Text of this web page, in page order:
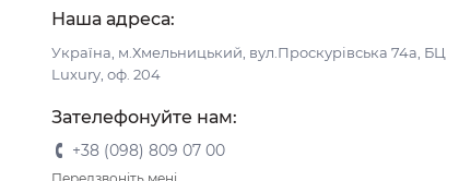
Наша адреса:
Україна, м.Хмельницький, вул.Проскурівська 74а, БЦ
Luxury, оф. 204
Зателефонуйте нам:
+38 (098) 809 07 00